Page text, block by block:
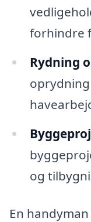
forhindre
Rydning
og
En